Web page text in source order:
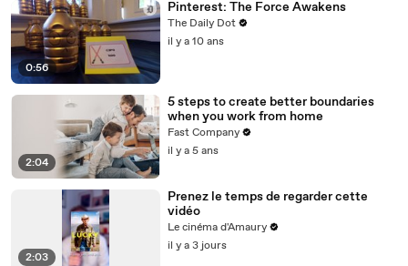
0:56
Pinterest: The Force Awakens
The Daily Dot
il y a 10 ans
2:04
5 steps to create better boundaries
when you work from home
Fast Company
il y a 5 ans
2:03
Prenez le temps de regarder cette
vidéo
Le cinéma d'Amaury
il y a 3 jours